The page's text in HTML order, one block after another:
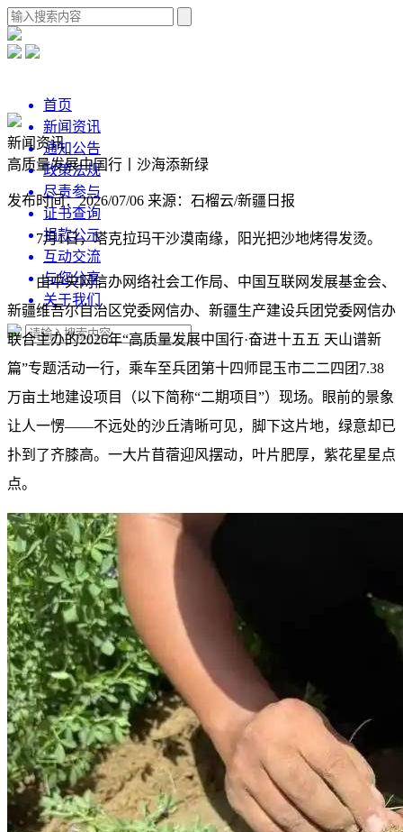
首页
新闻资讯
通知公告
政策法规
尽责参与
证书查询
捐款公示
互动交流
与您分享
关于我们
新闻资讯
高质量发展中国行丨沙海添新绿
发布时间：2026/07/06 来源：石榴云/新疆日报
7月1日，塔克拉玛干沙漠南缘，阳光把沙地烤得发烫。
由中央网信办网络社会工作局、中国互联网发展基金会、
新疆维吾尔自治区党委网信办、新疆生产建设兵团党委网信办
联合主办的2026年“高质量发展中国行·奋进十五五 天山谱新
篇”专题活动一行，乘车至兵团第十四师昆玉市二二四团7.38
万亩土地建设项目（以下简称“二期项目”）现场。眼前的景象
让人一愣——不远处的沙丘清晰可见，脚下这片地，绿意却已
扑到了齐膝高。一大片苜蓿迎风摆动，叶片肥厚，紫花星星点
点。